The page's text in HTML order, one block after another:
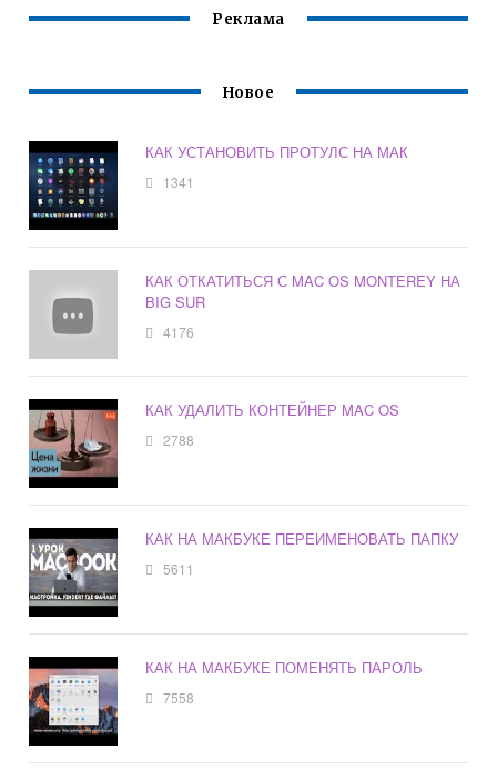
Реклама
Новое
КАК УСТАНОВИТЬ ПРОТУЛС НА МАК
1341
КАК ОТКАТИТЬСЯ С MAC OS MONTEREY НА
BIG SUR
4176
КАК УДАЛИТЬ КОНТЕЙНЕР MAC OS
2788
КАК НА МАКБУКЕ ПЕРЕИМЕНОВАТЬ ПАПКУ
5611
КАК НА МАКБУКЕ ПОМЕНЯТЬ ПАРОЛЬ
7558